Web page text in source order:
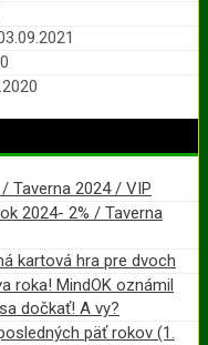
Taverna 2024 / VIP
2024- 2% / Taverna
kartová hra pre dvoch
roka! MindOK oznámil
dočkať! A vy?
päť rokov (1.